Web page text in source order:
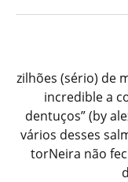
zilhões (sério) de
incredible a
dentuços” (by
vários desses
torNeira não